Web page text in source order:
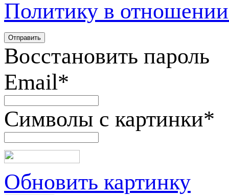
Политику в
Восстановить пароль
Email*
Символы с картинки*
Обновить картинку